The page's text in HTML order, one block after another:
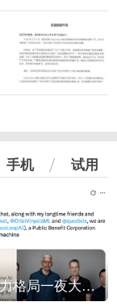
手机 试用
谷歌AI权力格局一夜大洗牌